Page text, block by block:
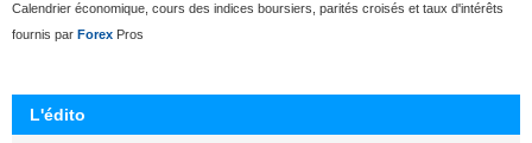
Calendrier économique, cours des indices boursiers, parités croisés et taux d'intérêts
fournis par Forex Pros
L'édito